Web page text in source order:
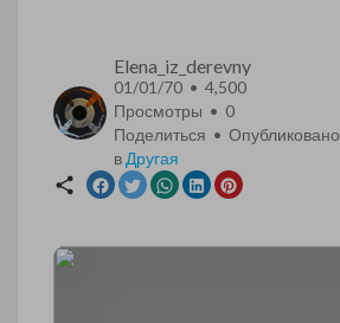
Elena_iz_derevny
01/01/70 • 4,500
Просмотры • 0
Поделиться • Опубликовано
в Другая